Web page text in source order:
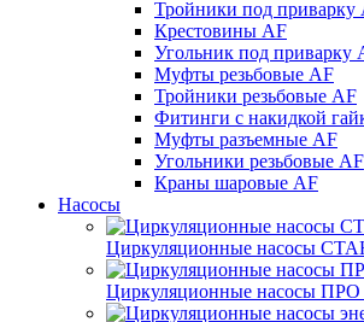
Тройники под приварку
Крестовины AF
Угольник под приварку
Муфты резьбовые AF
Тройники резьбовые AF
Фитинги с накидкой
Муфты разъемные AF
Угольники резьбовые AF
Краны шаровые AF
Насосы
Циркуляционные насосы
Циркуляционные насосы ПРО